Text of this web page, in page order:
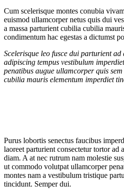
Cum scelerisque montes conubia
euismod ullamcorper netus quis dui
a massa parturient cubilia cubilia
condimentum hac egestas a dictumst
Scelerisque leo fusce dui parturient
adipiscing tempus vestibulum
penatibus augue ullamcorper quis
cubilia mauris elementum imperdiet
Purus lobortis senectus faucibus
laoreet parturient consectetur tortor ad
diam. A at nec rutrum nam molestie
ut commodo volutpat ullamcorper
montes nam a vestibulum tristique
tincidunt. Semper dui.